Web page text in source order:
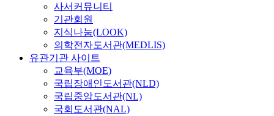
사서커뮤니티
기관회원
지식나눔(LOOK)
의학전자도서관(MEDLIS)
유관기관 사이트
교육부(MOE)
국립장애인도서관(NLD)
국립중앙도서관(NL)
국회도서관(NAL)